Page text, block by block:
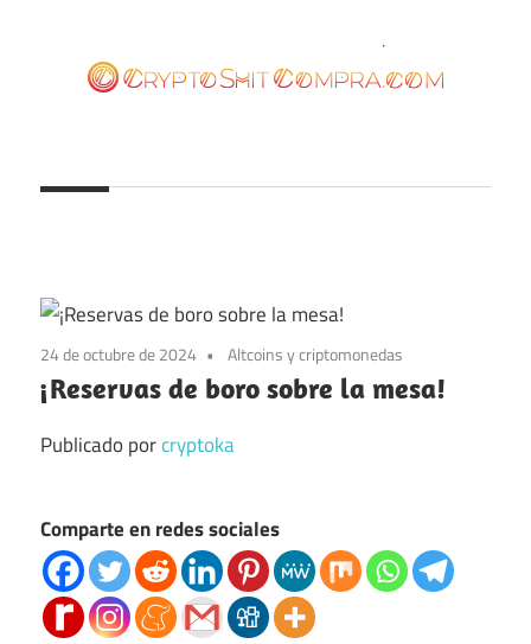
contenido
24 de octubre de 2024 Altcoins y criptomonedas
¡Reservas de boro sobre la mesa!
Publicado porcryptoka
Comparte en redes sociales